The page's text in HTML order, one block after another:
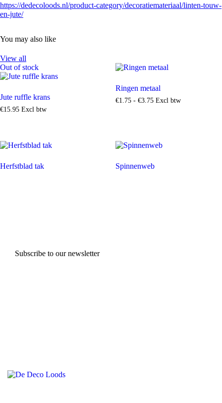
https://dedecoloods.nl/product-category/decoratiemateriaal/linten-touw-
en-jute/
You may also like
View all
Out of stock
Jute ruffle krans
€15.95 Excl btw
Ringen metaal
€1.75 - €3.75 Excl btw
Herfstblad tak Spinnenweb
Subscribe to our newsletter